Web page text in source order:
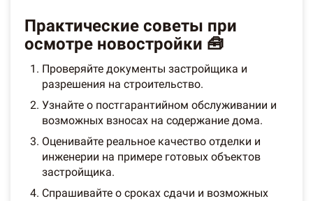
Практические советы при
осмотре новостройки 🧰
Проверяйте документы застройщика и
разрешения на строительство.
Узнайте о постгарантийном обслуживании и
возможных взносах на содержание дома.
Оценивайте реальное качество отделки и
инженерии на примере готовых объектов
застройщика.
Спрашивайте о сроках сдачи и возможных